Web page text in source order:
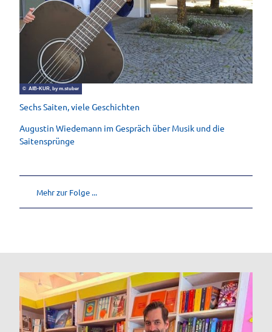
© AIB-KUR, by m.stuber
Sechs Saiten, viele Geschichten
Augustin Wiedemann im Gespräch über Musik und die
Saitensprünge
Mehr zur Folge ...